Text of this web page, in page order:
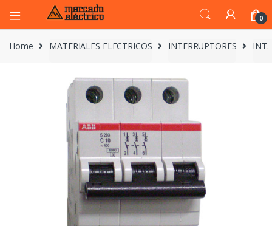
0
Home MATERIALES ELECTRICOS INTERRUPTORES INT.